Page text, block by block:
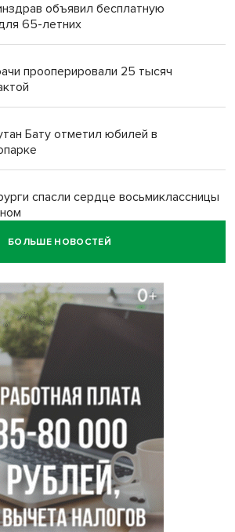
объявил бесплатную
65-летних
прооперировали 25 тысяч
Бату отметил юбилей в
спасли сердце восьмиклассницы
открыли День
Травников подравил новосибирцев с
отменили в новосибирском
сбила восьмиклассника на
БОЛЬШЕ НОВОСТЕЙ